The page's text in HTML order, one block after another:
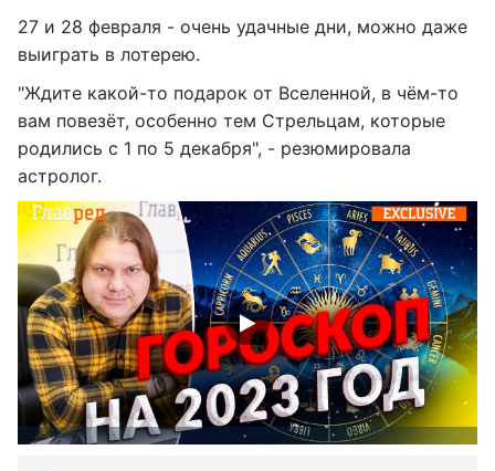
27 и 28 февраля - очень удачные дни, можно даже
выиграть в лотерею.
"Ждите какой-то подарок от Вселенной, в чём-то
вам повезёт, особенно тем Стрельцам, которые
родились с 1 по 5 декабря", - резюмировала
астролог.